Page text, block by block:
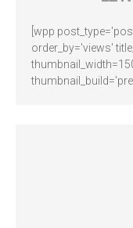
[wpp
order_by='views'